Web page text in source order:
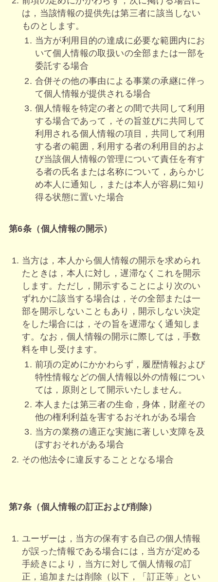
は，当該情報の提供先は第三者に該当しない
ものとします。
当方が利用目的の達成に必要な範囲内にお
いて個人情報の取扱いの全部または一部を
委託する場合
合併その他の事由による事業の承継に伴っ
て個人情報が提供される場合
個人情報を特定の者との間で共同して利用
する場合であって，その旨並びに共同して
利用される個人情報の項目，共同して利用
する者の範囲，利用する者の利用目的およ
び当該個人情報の管理について責任を有す
る者の氏名または名称について，あらかじ
め本人に通知し，または本人が容易に知り
得る状態に置いた場合
第6条（個人情報の開示）
当方は，本人から個人情報の開示を求められ
たときは，本人に対し，遅滞なくこれを開示
します。ただし，開示することにより次のい
ずれかに該当する場合は，その全部または一
部を開示しないこともあり，開示しない決定
をした場合には，その旨を遅滞なく通知しま
す。なお，個人情報の開示に際しては，手数
料を申し受けます。
前項の定めにかかわらず，履歴情報および
特性情報などの個人情報以外の情報につい
ては，原則として開示いたしません。
本人または第三者の生命，身体，財産その
他の権利利益を害するおそれがある場合
当方の業務の適正な実施に著しい支障を及
ぼすおそれがある場合
その他法令に違反することとなる場合
第7条（個人情報の訂正および削除）
ユーザーは，当方の保有する自己の個人情報
が誤った情報である場合には，当方が定める
手続きにより，当方に対して個人情報の訂
正，追加または削除（以下，「訂正等」とい